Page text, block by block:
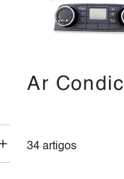
Ar
34 artigos